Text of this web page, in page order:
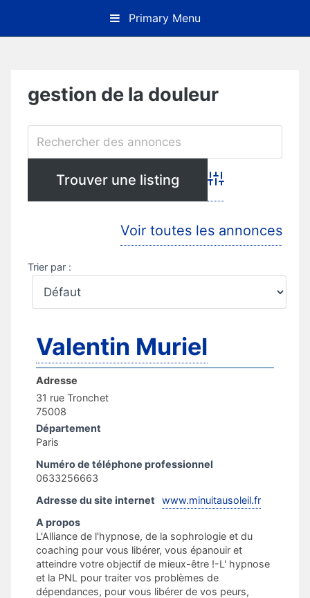
content
Primary Menu
gestion de la douleur
Advanced Search
Voir toutes les annonces
Trier par :
Valentin Muriel
Adresse
31 rue Tronchet
75008
Département
Paris
Numéro de téléphone professionnel
0633256663
Adresse du site internet
www.minuitausoleil.fr
A propos
L'Alliance de l'hypnose, de la sophrologie et du
coaching pour vous libérer, vous épanouir et
atteindre votre objectif de mieux-être !-L' hypnose
et la PNL pour traiter vos problèmes de
dépendances, pour vous libérer de vos peurs,